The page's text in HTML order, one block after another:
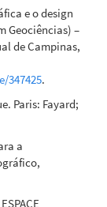
e o design
Geociências) –
de Campinas,
347425.
Paris: Fayard;
a